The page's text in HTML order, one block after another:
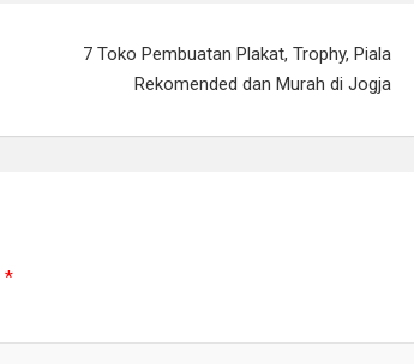
7 Toko Pembuatan Plakat, Trophy, Piala
Rekomended dan Murah di Jogja
*